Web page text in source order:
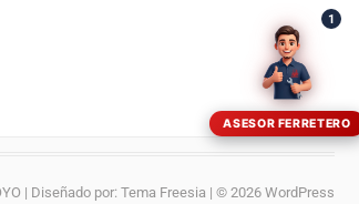
| Diseñado por: Tema Freesia | © 2026 WordPress
ASESOR FERRETERO
1